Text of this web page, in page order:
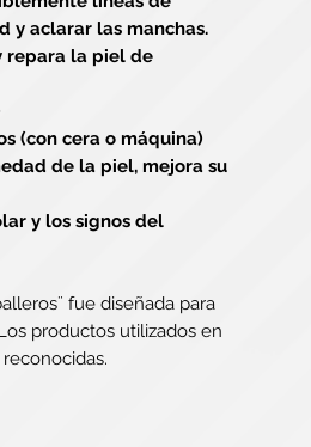
y aclarar las manchas.
repara la piel de
(con cera o máquina)
de la piel, mejora su
y los signos del
fue diseñada para
productos utilizados en